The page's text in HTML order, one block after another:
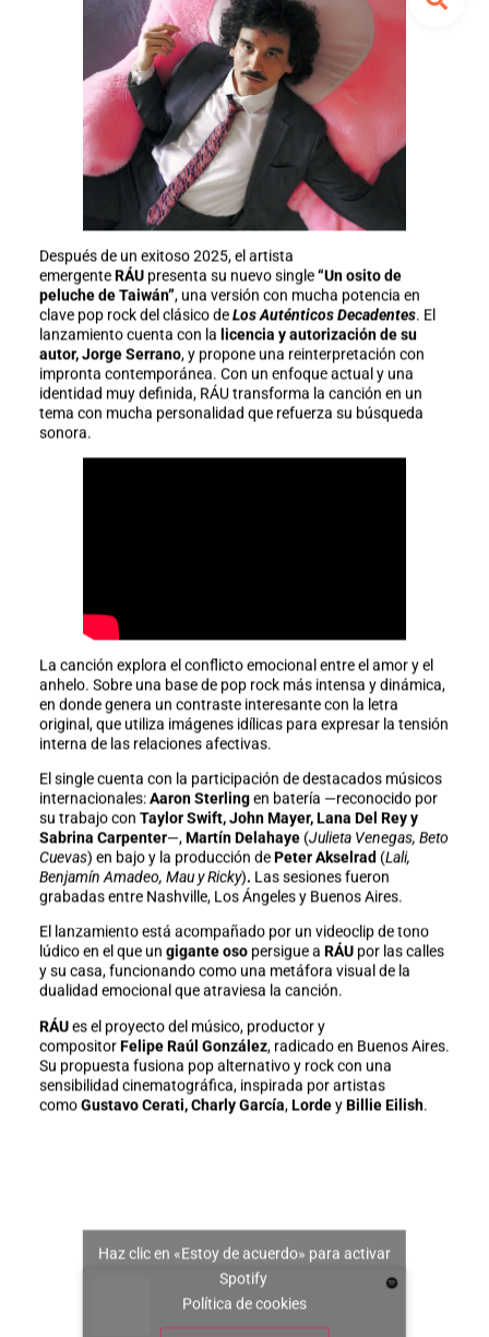
Después de un exitoso 2025, el artista
emergenteRÁU presenta su nuevo single“Un osito de
peluche deTaiwán”, una versión con mucha potencia en
clave pop rock del clásico deLos Auténticos Decadentes. El
lanzamiento cuenta con la licencia y autorización de su
autor, Jorge Serrano, y propone una reinterpretación con
impronta contemporánea. Con un enfoque actual y una
identidad muy definida, RÁU transforma la canción en un
tema con mucha personalidad que refuerza su búsqueda
sonora.
La canción explora el conflicto emocional entre el amor y el
anhelo. Sobre una base de pop rock más intensa y dinámica,
en donde genera un contraste interesante con la letra
original, que utiliza imágenes idílicas para expresar la tensión
interna de las relaciones afectivas.
El single cuenta con la participación de destacados músicos
internacionales:Aaron Sterlingen batería —reconocido por
su trabajo con Taylor Swift,John Mayer,Lana Del Rey y
Sabrina Carpenter—, MartínDelahaye(Julieta Venegas, Beto
Cuevas) en bajo y la producción dePeter Akselrad (Lali,
BenjamínAmadeo, Mau y Ricky). Las sesiones fueron
grabadas entre Nashville, Los Ángeles y Buenos Aires.
El lanzamiento está acompañado por un videoclip de tono
lúdico en el que un gigante osopersigue a RÁUpor las calles
y su casa, funcionando como una metáfora visual de la
dualidad emocional que atraviesa la canción.
RÁUes el proyecto del músico, productor y
compositorFelipe Raúl González, radicado en Buenos Aires.
Su propuesta fusiona pop alternativo y rock con una
sensibilidad cinematográfica, inspirada por artistas
comoGustavo Cerati,Charly García, LordeyBillie Eilish.
Haz clic en «Estoy de acuerdo» para activar
Spotify
Política de cookies